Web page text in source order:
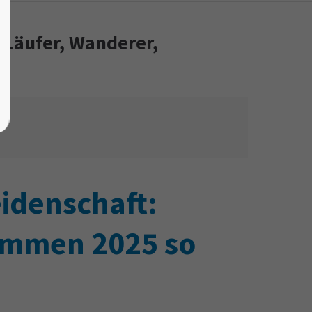
Wanderer,
2025 so